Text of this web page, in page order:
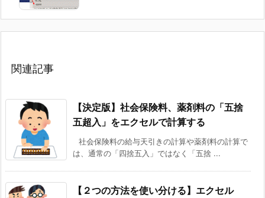
関連記事
【決定版】社会保険料、薬剤料の「五捨
五超入」をエクセルで計算する
社会保険料の給与天引きの計算や薬剤料の計算で
は、通常の「四捨五入」ではなく「五捨 ...
【２つの方法を使い分ける】エクセル